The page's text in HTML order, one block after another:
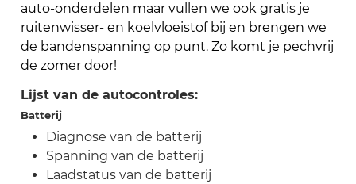
auto-onderdelen maar vullen we ook gratis je
ruitenwisser- en koelvloeistof bij en brengen we
de bandenspanning op punt. Zo komt je pechvrij
de zomer door!
Lijst van de autocontroles:
Batterij
Diagnose van de batterij
Spanning van de batterij
Laadstatus van de batterij